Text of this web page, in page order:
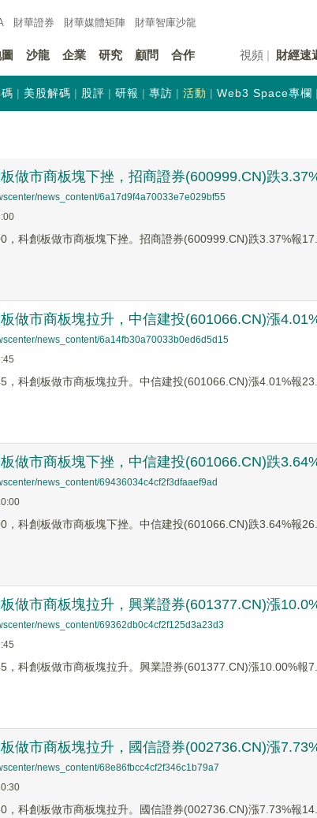
財華證券 財華媒體矩陣 財華智庫沙龍
沙龍 企業 研究 顧問 合作 視頻 財經速
美股解碼 股評 研報 專訪 活動 Web3 Space專欄
板做市商板塊下挫，招商證券(600999.CN)跌
news_content/6a17d9f4a70033e7e029bf55
，科創板做市商板塊下挫。招商證券(600999.CN)跌3.37%報
板做市商板塊拉升，中信建投(601066.CN)漲
news_content/6a14fb30a70033b0ed6d5d15
，科創板做市商板塊拉升。中信建投(601066.CN)漲4.01%報
板做市商板塊下挫，中信建投(601066.CN)跌
news_content/69436034c4cf2f3dfaaef9ad
，科創板做市商板塊下挫。中信建投(601066.CN)跌3.64%報
板做市商板塊拉升，興業證券(601377.CN)漲
news_content/69362db0c4cf2f125d3a23d3
，科創板做市商板塊拉升。興業證券(601377.CN)漲10.00%
板做市商板塊拉升，國信證券(002736.CN)漲
news_content/68e86fbcc4cf2f346c1b79a7
，科創板做市商板塊拉升。國信證券(002736.CN)漲7.73%報